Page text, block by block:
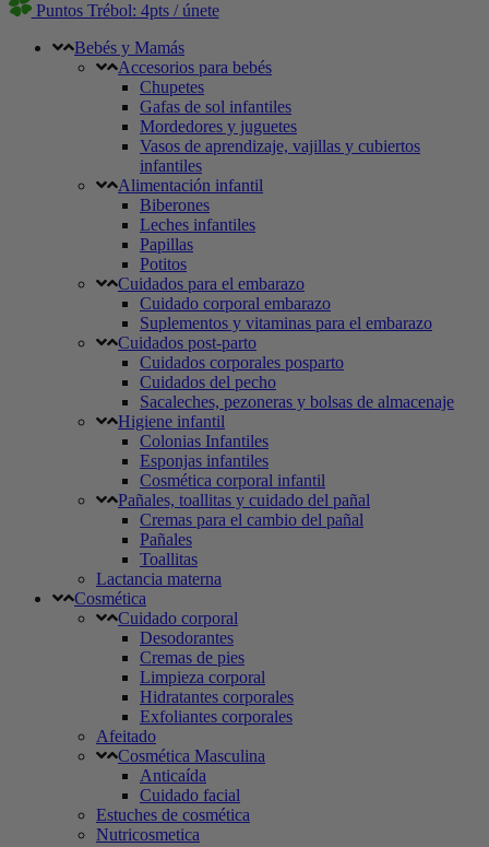
Puntos Trébol: 4pts / únete
Bebés y Mamás
Accesorios para bebés
Chupetes
Gafas de sol infantiles
Mordedores y juguetes
Vasos de aprendizaje, vajillas y cubiertos
infantiles
Alimentación infantil
Biberones
Leches infantiles
Papillas
Potitos
Cuidados para el embarazo
Cuidado corporal embarazo
Suplementos y vitaminas para el embarazo
Cuidados post-parto
Cuidados corporales posparto
Cuidados del pecho
Sacaleches, pezoneras y bolsas de almacenaje
Higiene infantil
Colonias Infantiles
Esponjas infantiles
Cosmética corporal infantil
Pañales, toallitas y cuidado del pañal
Cremas para el cambio del pañal
Pañales
Toallitas
Lactancia materna
Cosmética
Cuidado corporal
Desodorantes
Cremas de pies
Limpieza corporal
Hidratantes corporales
Exfoliantes corporales
Afeitado
Cosmética Masculina
Anticaída
Cuidado facial
Estuches de cosmética
Nutricosmetica